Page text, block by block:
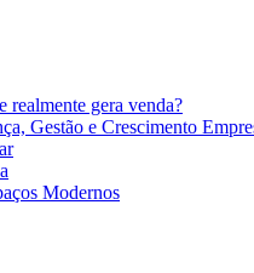
realmente gera venda?
Gestão e Crescimento
Modernos